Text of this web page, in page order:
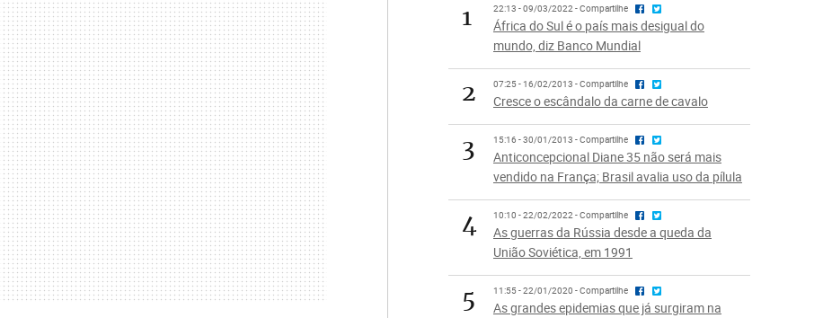
1
22:13 - 09/03/2022 - Compartilhe
África do Sul é o país mais desigual do
mundo, diz Banco Mundial
2 07:25 - 16/02/2013 - Compartilhe
Cresce o escândalo da carne de cavalo
3 15:16 - 30/01/2013 - Compartilhe
Anticoncepcional Diane 35 não será mais
vendido na França; Brasil avalia uso da pílula
4 10:10 - 22/02/2022 - Compartilhe
As guerras da Rússia desde a queda da
União Soviética, em 1991
5 11:55 - 22/01/2020 - Compartilhe
As grandes epidemias que já surgiram na